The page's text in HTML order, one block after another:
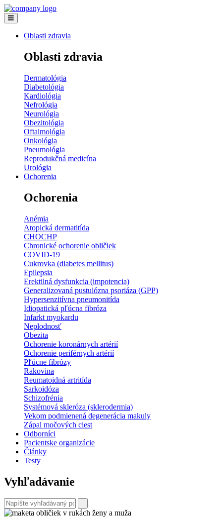
Oblasti zdravia
Oblasti zdravia
Dermatológia
Diabetológia
Kardiológia
Nefrológia
Neurológia
Obezitológia
Oftalmológia
Onkológia
Pneumológia
Reprodukčná medicína
Urológia
Ochorenia
Ochorenia
Anémia
Atopická dermatitída
CHOCHP
Chronické ochorenie obličiek
COVID-19
Cukrovka (diabetes mellitus)
Epilepsia
Erektilná dysfunkcia (impotencia)
Generalizovaná pustulózna psoriáza (GPP)
Hypersenzitívna pneumonitída
Idiopatická pľúcna fibróza
Infarkt myokardu
Neplodnosť
Obezita
Ochorenie koronárnych artérií
Ochorenie periférnych artérií
Pľúcne fibrózy
Rakovina
Reumatoidná artritída
Sarkoidóza
Schizofrénia
Systémová skleróza (sklerodermia)
Vekom podmienená degenerácia makuly
Zápal močových ciest
Odborníci
Pacientske organizácie
Články
Testy
Vyhľadávanie